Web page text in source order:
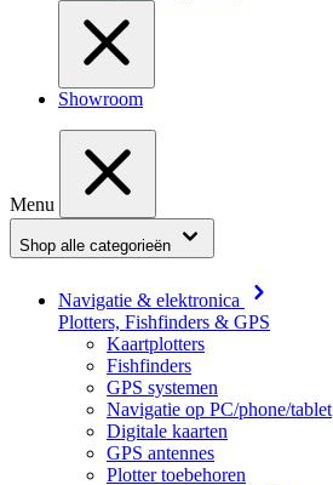
Showroom
Menu
Shop alle categorieën
Navigatie & elektronica
Plotters, Fishfinders & GPS
Kaartplotters
Fishfinders
GPS systemen
Navigatie op PC/phone/tablet
Digitale kaarten
GPS antennes
Plotter toebehoren